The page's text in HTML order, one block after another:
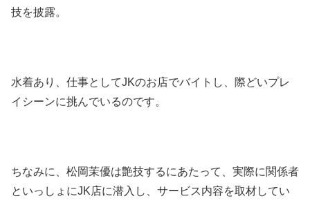
技を披露。
水着あり、仕事としてJKのお店でバイトし、際どいプレ
イシーンに挑んでいるのです。
ちなみに、松岡茉優は艶技するにあたって、実際に関係者
といっしょにJK店に潜入し、サービス内容を取材してい